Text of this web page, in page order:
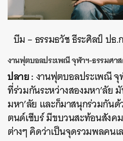
บีม – ธรรมธวัช ธีระศิลป์ ปธ.
งานฟุตบอลประเพณี จุฬาฯ-ธรรมศา
ปลาย :งานฟุตบอลประเพณี จุ
ที่ร่วมกันระหว่างสองมหา’ลัย
มหา’ลัย และก็มาสนุกร่วมกัน
ตนด์เชีบร์ มีขบวนสะท้อนสังค
ต่างๆ คิดว่าเป็นจุดรวมพลคนเ